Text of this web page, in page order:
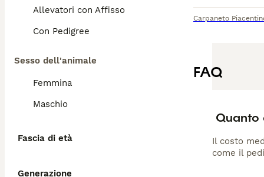
Allevatori con Affisso
Con Pedigree
Sesso dell'animale
Femmina
Maschio
Fascia di età
Generazione
Carpaneto
FAQ
Quanto
Il costo
come il